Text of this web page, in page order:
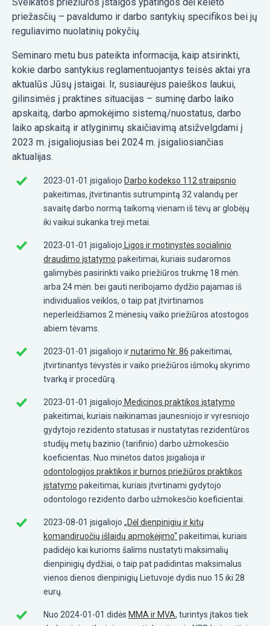
priežasčių – pavaldumo ir darbo santykių specifikos bei jų
reguliavimo nuolatinių pokyčių.
Seminaro metu bus pateikta informacija, kaip atsirinkti,
kokie darbo santykius reglamentuojantys teisės aktai yra
aktualūs Jūsų įstaigai. Ir, susiaurėjus paieškos laukui,
gilinsimės į praktines situacijas – suminę darbo laiko
apskaitą, darbo apmokėjimo sistemą/nuostatus, darbo
laiko apskaitą ir atlyginimų skaičiavimą atsižvelgdami į
2023 m. įsigaliojusias bei 2024 m. įsigaliosiančias
aktualijas.
2023-01-01 įsigaliojo Darbo kodekso 112 straipsnio
pakeitimas, įtvirtinantis sutrumpintą 32 valandų per
savaitę darbo normą taikomą vienam iš tėvų ar globėjų
iki vaikui sukanka treji metai.
2023-01-01 įsigaliojo Ligos ir motinystės socialinio
draudimo įstatymo pakeitimai, kuriais sudaromos
galimybės pasirinkti vaiko priežiūros trukmę 18 mėn.
arba 24 mėn. bei gauti neribojamo dydžio pajamas iš
individualios veiklos, o taip pat įtvirtinamos
neperleidžiamos 2 mėnesių vaiko priežiūros atostogos
abiem tėvams.
2023-01-01 įsigaliojo irnutarimo Nr. 86 pakeitimai,
įtvirtinantys tėvystės ir vaiko priežiūros išmokų skyrimo
tvarką ir procedūrą.
2023-01-01 įsigaliojo Medicinos praktikos įstatymo
pakeitimai, kuriais naikinamas jaunesniojo ir vyresniojo
gydytojo rezidento statusas ir nustatytas rezidentūros
studijų metų bazinio (tarifinio) darbo užmokesčio
koeficientas. Nuo minėtos datos įsigalioja ir
odontologijos praktikos ir burnos priežiūros praktikos
įstatymo pakeitimai, kuriais įtvirtinami gydytojo
odontologo rezidento darbo užmokesčio koeficientai.
2023-08-01 įsigaliojo „Dėl dienpinigių ir kitų
komandiruočių išlaidų apmokėjimo“pakeitimai, kuriais
padidėjo kai kurioms šalims nustatyti maksimalių
dienpinigių dydžiai, o taip pat padidintas maksimalus
vienos dienos dienpinigių Lietuvoje dydis nuo 15 iki 28
eurų.
Nuo 2024-01-01 didės MMA ir MVA, turintys įtakos tiek